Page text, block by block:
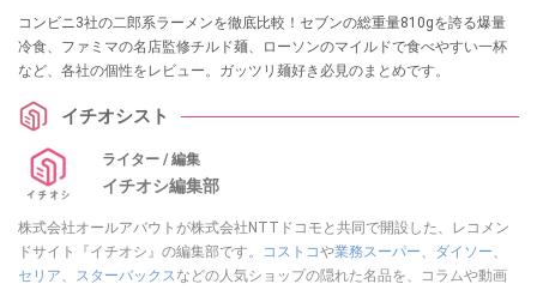
コンビニ3社の二郎系ラーメンを徹底比較！セブンの総重量810gを誇る爆量
冷食、ファミマの名店監修チルド麺、ローソンのマイルドで食べやすい一杯
など、各社の個性をレビュー。ガッツリ麺好き必見のまとめです。
イチオシスト
ライター / 編集
イチオシ編集部
株式会社オールアバウトが株式会社NTTドコモと共同で開設した、レコメン
ドサイト『イチオシ』の編集部です。
コストコや業務スーパー、 ダイソー、
セリア、 スターバックスなどの人気ショップの隠れた名品を、コラムや動画